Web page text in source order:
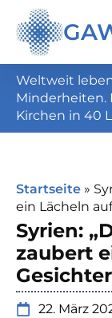
Weltweit
Minderheiten.
Kirchen in 40
Startseite »
ein Lächeln
Syrien:
zaubert
22. März